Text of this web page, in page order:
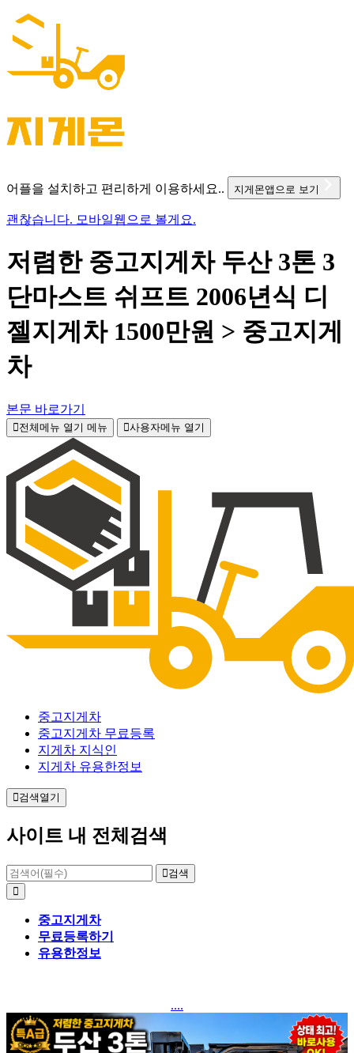
어플을 설치하고 편리하게 이용하세요.. 지게몬앱으로 보기
괜찮습니다. 모바일웹으로 볼게요.
저렴한 중고지게차 두산 3톤 3
단마스트 쉬프트 2006년식 디
젤지게차 1500만원 > 중고지게
차
본문 바로가기
전체메뉴 열기 메뉴 사용자메뉴 열기
중고지게차
중고지게차 무료등록
지게차 지식인
지게차 유용한정보
검색열기
사이트 내 전체검색
검색
중고지게차
무료등록하기
유용한정보
....